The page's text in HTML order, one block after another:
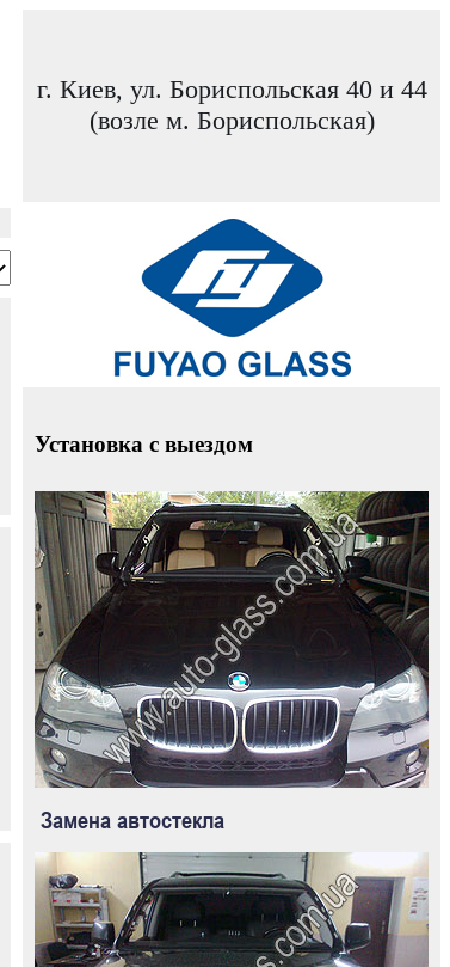
г. Киев, ул. Бориспольская 40 и 44
(возле м. Бориспольская)
Установка с выездом
Замена автостекла